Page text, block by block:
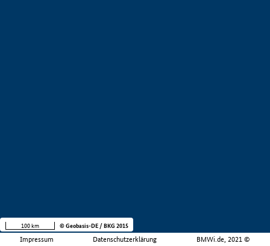
Impressum Datenschutzerklärung BMWi.de, 2021 ©
100 km © Geobasis-DE / BKG 2015